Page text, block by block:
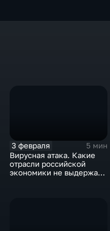
3 февраля
5 мин
Вирусная атака. Какие
отрасли российской
экономики не выдержат